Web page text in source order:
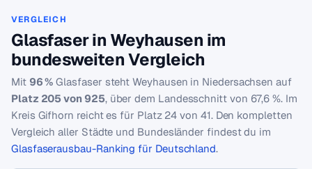
VERGLEICH
Glasfaser in Weyhausen im
bundesweiten Vergleich
Mit 96 % Glasfaser steht Weyhausen in Niedersachsen auf
Platz 205 von 925, über dem Landesschnitt von 67,6 %. Im
Kreis Gifhorn reicht es für Platz 24 von 41. Den kompletten
Vergleich aller Städte und Bundesländer findest du im
Glasfaserausbau-Ranking für Deutschland.